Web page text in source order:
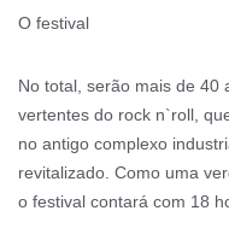
O festival
No total, serão mais de 40
vertentes do rock n`roll,
no antigo complexo
revitalizado. Como uma
o festival contará com 18